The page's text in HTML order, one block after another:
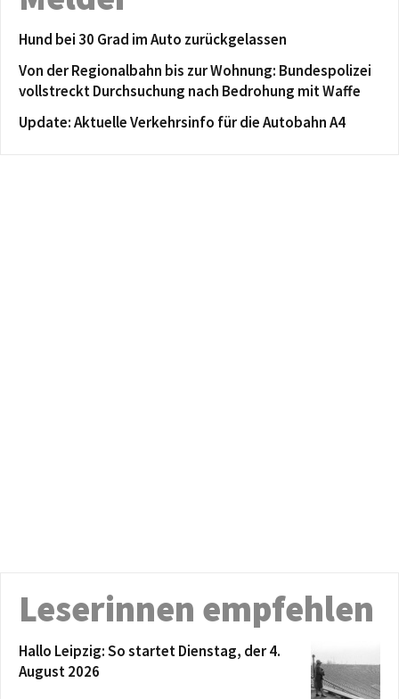
Hund bei 30 Grad im Auto zurückgelassen
Von der Regionalbahn bis zur Wohnung: Bundespolizei
vollstreckt Durchsuchung nach Bedrohung mit Waffe
Update: Aktuelle Verkehrsinfo für die Autobahn A4
Leserinnen empfehlen
Hallo Leipzig: So startet Dienstag, der 4.
August 2026